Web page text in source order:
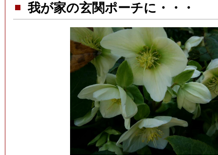
我が家の玄関ポーチに・・・